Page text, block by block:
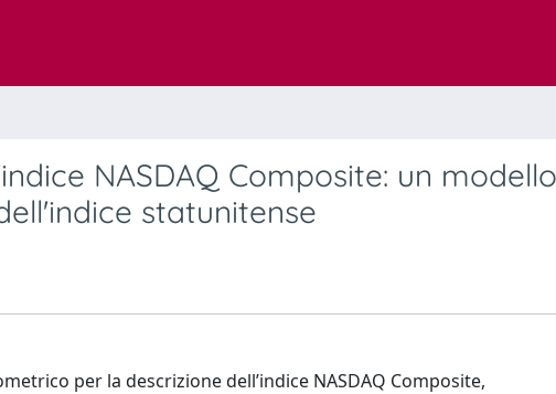
NASDAQ Composite: un modello
statunitense
per la descrizione dell’indice NASDAQ Composite,